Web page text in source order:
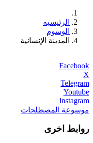
الرئيسية
الوسوم
المدينة الإنسانية
Facebook
X
Telegram
Youtube
Instagram
موسوعة المصطلحات
روابط اخرى